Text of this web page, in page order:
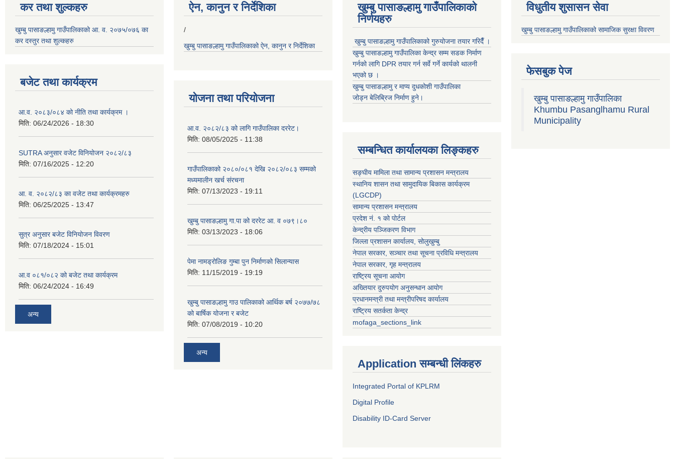
कर तथा शुल्कहरु
खुम्बु पासाङल्हामु गाउँपालिकाको आ. व. २०७५/०७६ का
कर दस्तुर तथा शुल्कहरु
बजेट तथा कार्यक्रम
आ.व. २०८३/०८४ को नीति तथा कार्यक्रम ।
मिति: 06/24/2026 - 18:30
SUTRA अनुसार वजेट विनियोजन २०८२/८३
मिति: 07/16/2025 - 12:20
आ. व. २०८२/८३ का वजेट तथा कार्यक्रमहरु
मिति: 06/25/2025 - 13:47
सुत्र अनुसार बजेट विनियोजन विवरण
मिति: 07/18/2024 - 15:01
आ.व ०८१/०८२ को बजेट तथा कार्यक्रम
मिति: 06/24/2024 - 16:49
अन्य
ऐन, कानुन र निर्देशिका
/
खुम्बु पासाङल्हामु गाउँपालिकाको ऐन, कानुन र निर्देशिका
योजना तथा परियोजना
आ.व. २०८२/८३ को लागि गाउँपालिका दररेट।
मिति: 08/05/2025 - 11:38
गाउँपालिकाको २०८०/०८१ देखि २०८२/०८३ सम्मको
मध्यमालीन खर्च संरचना
मिति: 07/13/2023 - 19:11
खुम्बु पासाङल्हामु गा.पा को दररेट आ. व ०७९।८०
मिति: 03/13/2023 - 18:06
पेमा नामड्रोलिङ गुम्बा पुन निर्माणको सिलान्यास
मिति: 11/15/2019 - 19:19
खुम्बु पासाङल्हामु गाउ पालिकाको आर्थिक बर्ष २०७७/७८
को बार्षिक योजना र बजेट
मिति: 07/08/2019 - 10:20
अन्य
खुम्बु पासाङल्हामु गाउँपालिकाको
निर्णयहरु
खुम्बु पासाङल्हामु गाउँपालिकाको गुरुयोजना तयार गरिदैँ ।
खुम्बु पासाङल्हामु गाउँपालिका केन्द्र सम्म सडक निर्माण
गर्नको लागि DPR तयार गर्न सर्वे गर्ने कार्यको थालनी
भएको छ ।
खुम्बु पासाङल्हामु र माप्य दुधकोशी गाउँपालिका
जोड्न बेलिब्रिज निर्माण हुने।
सम्बन्धित कार्यालयका लिङ्कहरु
सङ्घीय मामिला तथा सामान्य प्रशासन मन्त्रालय
स्थानिय शासन तथा सामुदायिक बिकास कार्यक्रम
(LGCDP)
सामान्य प्रशासन मन्त्रालय
प्रदेश नं. १ को पोर्टल
केन्द्रीय पञ्जिकरण विभाग
जिल्ला प्रशासन कार्यालय, सोलुखुम्बु
नेपाल सरकार, सञ्चार तथा सूचना प्रविधि मन्त्रालय
नेपाल सरकार, गृह मन्त्रालय
राष्ट्रिय सूचना आयोग
अख्तियार दुरुपयोग अनुसन्धान आयोग
प्रधानमन्त्री तथा मन्त्रीपरिषद कार्यालय
राष्ट्रिय सतर्कता केन्द्र
mofaga_sections_link
Application सम्बन्धी लिंकहरु
Integrated Portal of KPLRM
Digital Profile
Disability ID-Card Server
विधुतीय शुसासन सेवा
खुम्बु पासाङल्हामु गाउँपालिकाको सामाजिक सुरक्षा विवरण
फेसबुक पेज
खुम्बु पासाङल्हामु गाउँपालिका
Khumbu Pasanglhamu Rural
Municipality